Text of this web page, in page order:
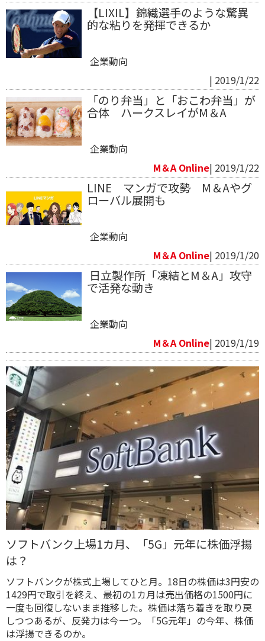
【LIXIL】錦織選手のような驚異
的な粘りを発揮できるか
企業動向
| 2019/1/22
「のり弁当」と「おこわ弁当」が
合体 ハークスレイがM＆A
企業動向
M＆A Online| 2019/1/22
LINE マンガで攻勢 M＆Aやグ
ローバル展開も
企業動向
M＆A Online| 2019/1/20
​ 日立製作所「凍結とM＆A」攻守
で活発な動き
企業動向
M＆A Online| 2019/1/19
ソフトバンク上場1カ月、「5G」元年に株価浮揚
は？
ソフトバンクが株式上場してひと月。18日の株価は3円安の
1429円で取引を終え、最初の1カ月は売出価格の1500円に
一度も回復しないまま推移した。株価は落ち着きを取り戻
しつつあるが、反発力は今一つ。「5G元年」の今年、株価
は浮揚できるのか。